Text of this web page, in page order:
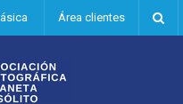
Área clientes